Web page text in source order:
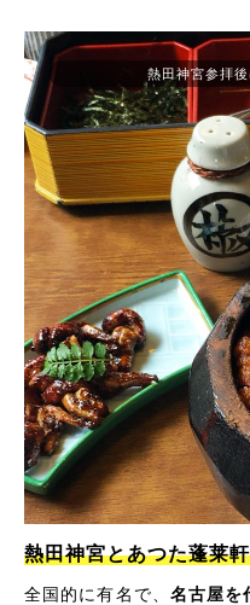
熱田神宮とあつた蓬莱
全国的に有名で、 名古屋を
熱田神宮参拝